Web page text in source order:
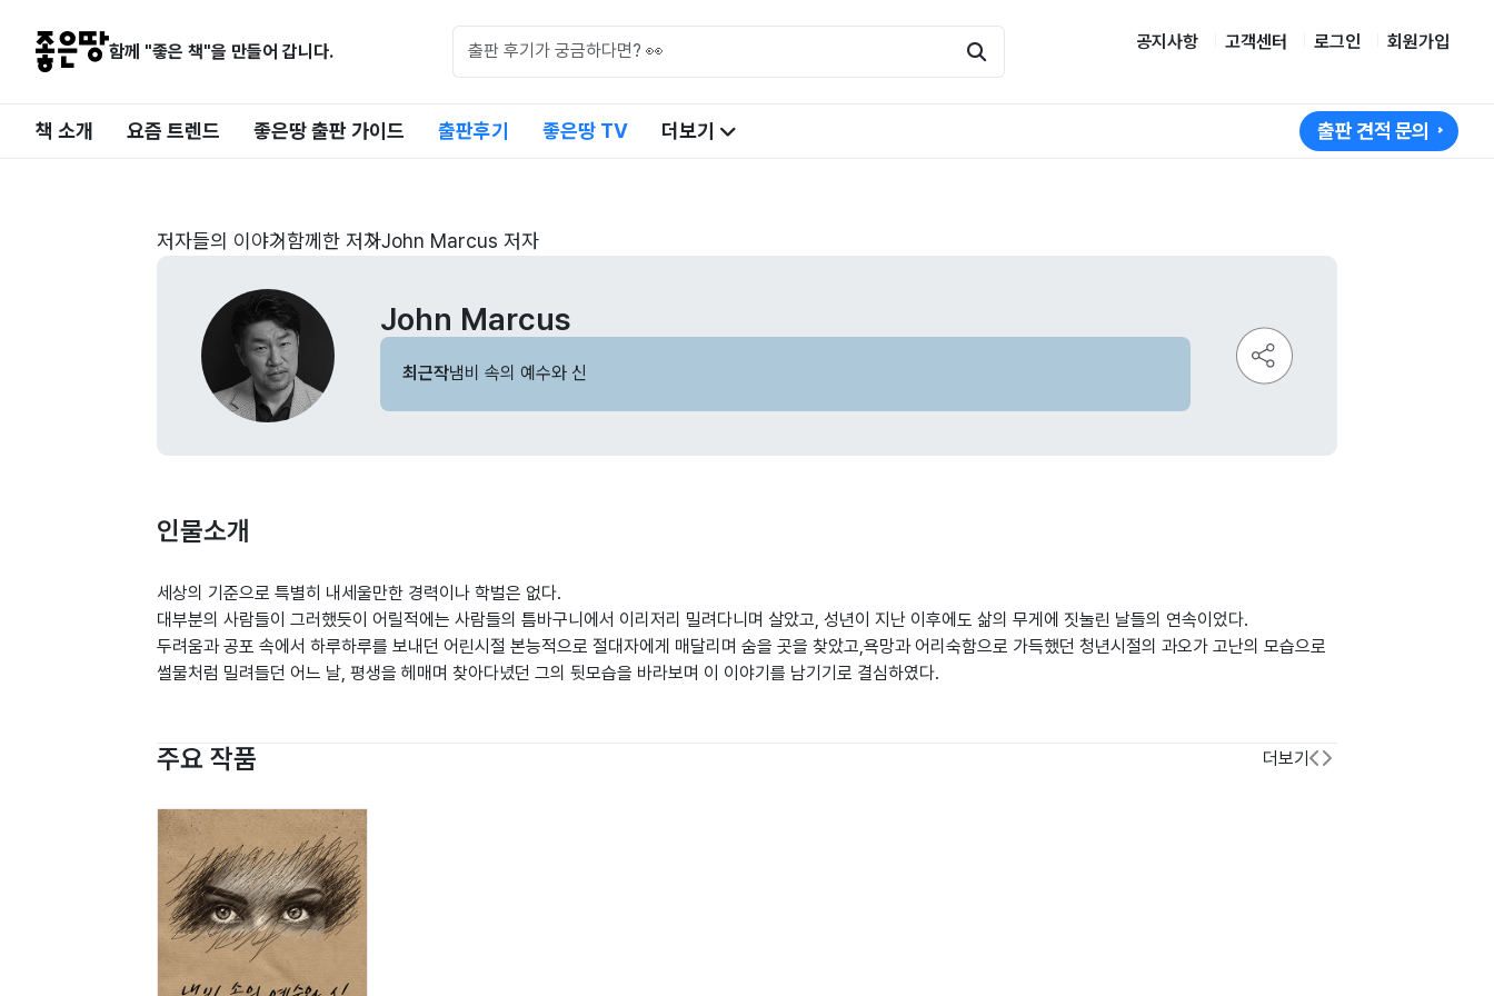
함께 "좋은 책"을 만들어 갑니다. 공지사항 고객센터 로그인 회원가입
책 소개 요즘 트렌드 좋은땅 출판 가이드 출판후기 좋은땅 TV 더보기 출판 견적 문의
저자들의 이야기 함께한 저자John Marcus 저자
John Marcus
최근작냄비 속의 예수와 신
인물소개
세상의 기준으로 특별히 내세울만한 경력이나 학벌은 없다.
대부분의 사람들이 그러했듯이 어릴적에는 사람들의 틈바구니에서 이리저리 밀려다니며 살았고, 성년이 지난 이후에도 삶의 무게에 짓눌린 날들의 연속이었다.
두려움과 공포 속에서 하루하루를 보내던 어린시절 본능적으로 절대자에게 매달리며 숨을 곳을 찾았고,욕망과 어리숙함으로 가득했던 청년시절의 과오가 고난의 모습으로
썰물처럼 밀려들던 어느 날, 평생을 헤매며 찾아다녔던 그의 뒷모습을 바라보며 이 이야기를 남기기로 결심하였다.
주요 작품 더보기